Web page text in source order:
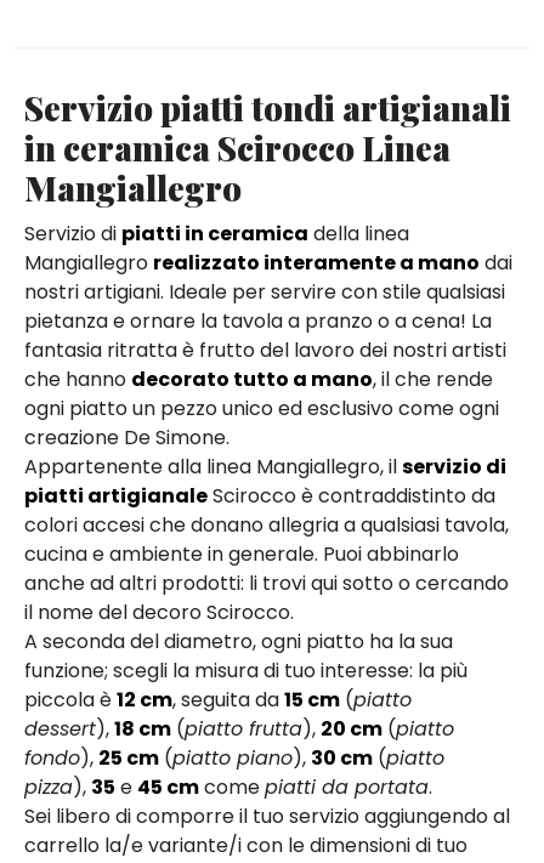
Servizio piatti tondi artigianali
in ceramica Scirocco Linea
Mangiallegro
Servizio di piatti in ceramica della linea
Mangiallegro realizzato interamente a mano dai
nostri artigiani. Ideale per servire con stile qualsiasi
pietanza e ornare la tavola a pranzo o a cena! La
fantasia ritratta è frutto del lavoro dei nostri artisti
che hanno decorato tutto a mano, il che rende
ogni piatto un pezzo unico ed esclusivo come ogni
creazione De Simone.
Appartenente alla linea Mangiallegro, ilservizio di
piatti artigianaleScirocco è contraddistinto da
colori accesi che donano allegria a qualsiasi tavola,
cucina e ambiente in generale. Puoi abbinarlo
anche ad altri prodotti: li trovi qui sotto o cercando
il nome del decoro Scirocco.
A seconda del diametro, ogni piatto ha la sua
funzione; scegli la misura di tuo interesse: la più
piccola è12 cm, seguita da15 cm (piatto
dessert),18 cm (piatto frutta), 20 cm (piatto
fondo), 25 cm (piatto piano), 30 cm (piatto
pizza), 35 e 45 cmcomepiatti da portata.
Sei libero di comporre il tuo servizio aggiungendo al
carrello la/e variante/i con le dimensioni di tuo